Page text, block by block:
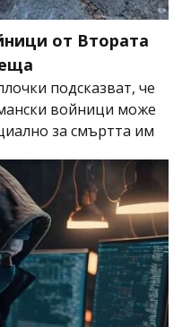
от Втората
подсказват, че
войници може
за смъртта им